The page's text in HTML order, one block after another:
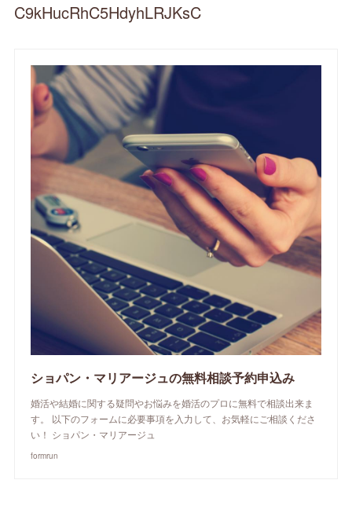
C9kHucRhC5HdyhLRJKsC
ショパン・マリアージュの無料相談予約申込み
婚活や結婚に関する疑問やお悩みを婚活のプロに無料で相談出来ま
す。 以下のフォームに必要事項を入力して、お気軽にご相談くださ
い！ ショパン・マリアージュ
formrun